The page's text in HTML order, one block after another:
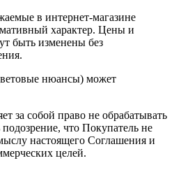
в интернет-магазине
характер. Цены и
быть изменены без
нюансы) может
за собой право не обрабатывать
подозрение, что Покупатель не
настоящего Соглашения и
целей.